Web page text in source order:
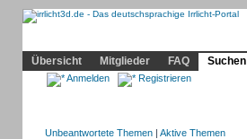
Übersicht
Mitglieder FAQ Suchen
Anmelden Registrieren
Unbeantwortete Themen| Aktive Themen